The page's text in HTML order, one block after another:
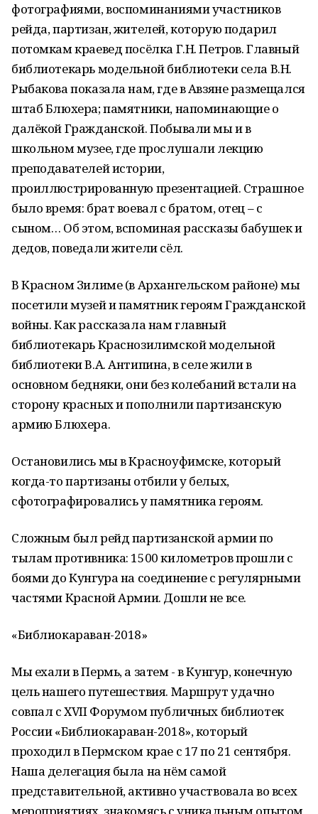
фотографиями, воспоминаниями участников
рейда, партизан, жителей, которую подарил
потомкам краевед посёлка Г.Н. Петров. Главный
библиотекарь модельной библиотеки села В.Н.
Рыбакова показала нам, где в Авзяне размещался
штаб Блюхера; памятники, напоминающие о
далёкой Гражданской. Побывали мы и в
школьном музее, где прослушали лекцию
преподавателей истории,
проиллюстрированную презентацией. Страшное
было время: брат воевал с братом, отец – с
сыном… Об этом, вспоминая рассказы бабушек и
дедов, поведали жители сёл.
В Красном Зилиме (в Архангельском районе) мы
посетили музей и памятник героям Гражданской
войны. Как рассказала нам главный
библиотекарь Краснозилимской модельной
библиотеки В.А. Антипина, в селе жили в
основном бедняки, они без колебаний встали на
сторону красных и пополнили партизанскую
армию Блюхера.
Остановились мы в Красноуфимске, который
когда-то партизаны отбили у белых,
сфотографировались у памятника героям.
Сложным был рейд партизанской армии по
тылам противника: 1500 километров прошли с
боями до Кунгура на соединение с регулярными
частями Красной Армии. Дошли не все.
«Библиокараван-2018»
Мы ехали в Пермь, а затем - в Кунгур, конечную
цель нашего путешествия. Маршрут удачно
совпал с ХVII Форумом публичных библиотек
России «Библиокараван-2018», который
проходил в Пермском крае с 17 по 21 сентября.
Наша делегация была на нём самой
представительной, активно участвовала во всех